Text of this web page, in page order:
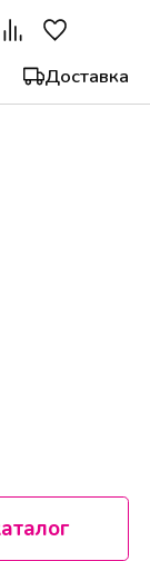
Доставка